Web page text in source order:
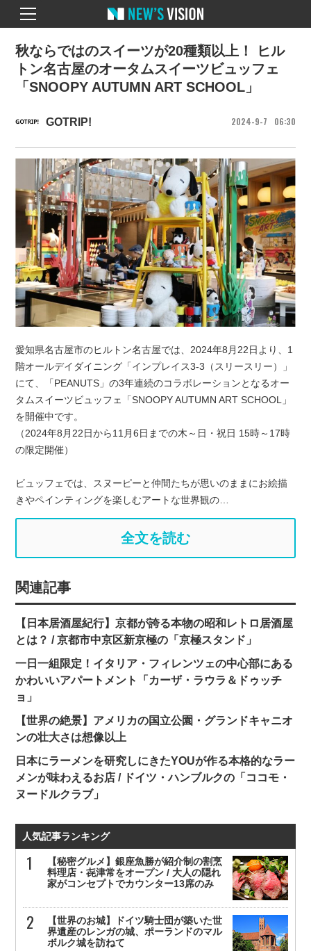
GOTRIP! 2024 9 7 06 30
秋ならではのスイーツが20種類以上！ ヒル
トン名古屋のオータムスイーツビュッフェ
「SNOOPY AUTUMN ART SCHOOL」
愛知県名古屋市のヒルトン名古屋では、2024年8月22日より、1
階オールデイダイニング「インプレイス3-3（スリースリー）」
にて、「PEANUTS」の3年連続のコラボレーションとなるオー
タムスイーツビュッフェ「SNOOPY AUTUMN ART SCHOOL」
を開催中です。
（2024年8月22日から11月6日までの木～日・祝日 15時～17時
の限定開催）
ビュッフェでは、スヌーピーと仲間たちが思いのままにお絵描
きやペインティングを楽しむアートな世界観の…
全文を読む
関連記事
【日本居酒屋紀行】京都が誇る本物の昭和レトロ居酒屋
とは？ / 京都市中京区新京極の「京極スタンド」
一日一組限定！イタリア・フィレンツェの中心部にある
かわいいアパートメント「カーザ・ラウラ＆ドゥッチ
ョ」
【世界の絶景】アメリカの国立公園・グランドキャニオ
ンの壮大さは想像以上
日本にラーメンを研究しにきたYOUが作る本格的なラー
メンが味わえるお店 / ドイツ・ハンブルクの「ココモ・
ヌードルクラブ」
人気記事ランキング
【秘密グルメ】銀座魚勝が紹介制の割烹
料理店・㐂津常をオープン / 大人の隠れ
家がコンセプトでカウンター13席のみ
【世界のお城】ドイツ騎士団が築いた世
界遺産のレンガの城、ポーランドのマル
ボルク城を訪ねて